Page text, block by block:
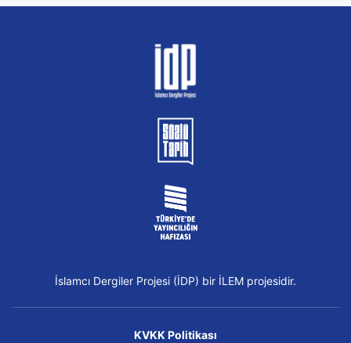
İslamcı Dergiler Projesi (İDP) bir İLEM projesidir.
KVKK Politikası